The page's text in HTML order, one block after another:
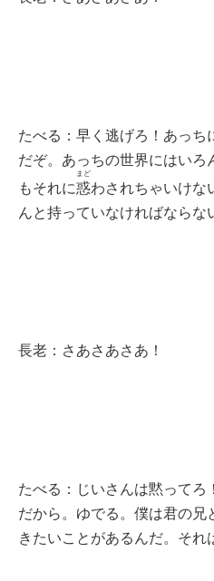
たべる：早く逃げろ！あっち
だぞ。あっちの世界にはい
もそれに惑
まど
わされちゃいけな
んと持っていなければならな
長老：さあさあさあ！
たべる：じいさんは黙ってろ
だから。ゆでる。僕は君の兄
きたいことがあるんだ。それ